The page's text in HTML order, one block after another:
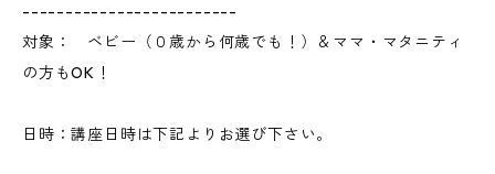
-------------------------
対象： ベビー（０歳から何歳でも！）＆ママ・マタニティ
の方もOK！
日時：講座日時は下記よりお選び下さい。